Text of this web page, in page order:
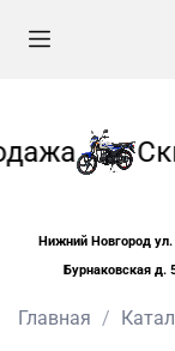
Нижний Новгород
Бурнаковская д.
Главная